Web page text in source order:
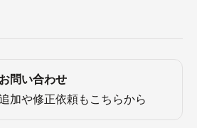
問い合わせ
加や修正依頼もこちらから